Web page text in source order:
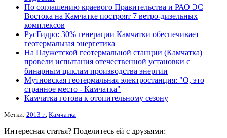
По соглашению краевого Правительства и РАО ЭС
Востока на Камчатке построят 7 ветро-дизельных
комплексов
РусГидро: 30% генерации Камчатки обеспечивает
геотермальная энергетика
На Паужетской геотермальной станции (Камчатка)
провели испытания отечественной установки с
бинарным циклам производства энергии
Мутновская геотермальная электростанция: "О, это
странное место - Камчатка"
Камчатка готова к отопительному сезону
Метки: 2013 г. Камчатка
Интересная статья? Поделитесь ей с друзьями: